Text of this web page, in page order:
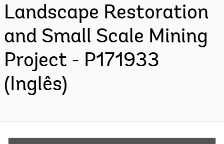
Landscape Restoration
and Small Scale Mining
Project - P171933
(Inglês)